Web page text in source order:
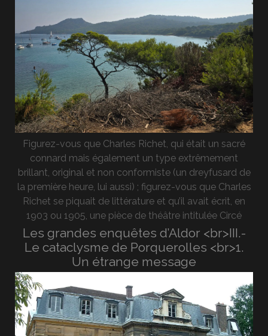
Figurez-vous que Charles Richet, qui était un sacré
connard mais également un type extrêmement
brillant, original et non conformiste (un dreyfusard de
la première heure, lui aussi) ; figurez-vous que Charles
Richet se piquait de littérature et qu’il avait écrit, en
1903 ou 1905, une pièce de théâtre intitulée Circé
Les grandes enquêtes d’Aldor <br>III.-
Le cataclysme de Porquerolles <br>1.
Un étrange message